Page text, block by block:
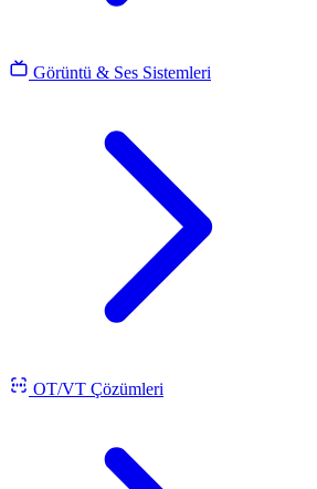
Görüntü & Ses Sistemleri
OT/VT Çözümleri